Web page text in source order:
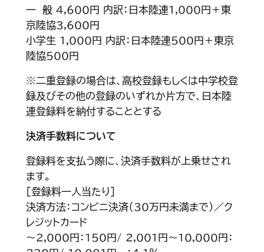
一 般 4,600円 内訳：日本陸連1,000円＋東
京陸協3,600円
小学生 1,000円 内訳：日本陸連500円＋東京
陸協500円
※二重登録の場合は、高校登録もしくは中学校登
録及びその他の登録のいずれか片方で、日本陸
連登録料を納付することとする
決済手数料について
登録料を支払う際に、決済手数料が上乗せされ
ます。
［登録料一人当たり］
決済方法：コンビニ決済（30万円未満まで）／ク
レジットカード
～2,000円：150円/ 2,001円～10,000円：